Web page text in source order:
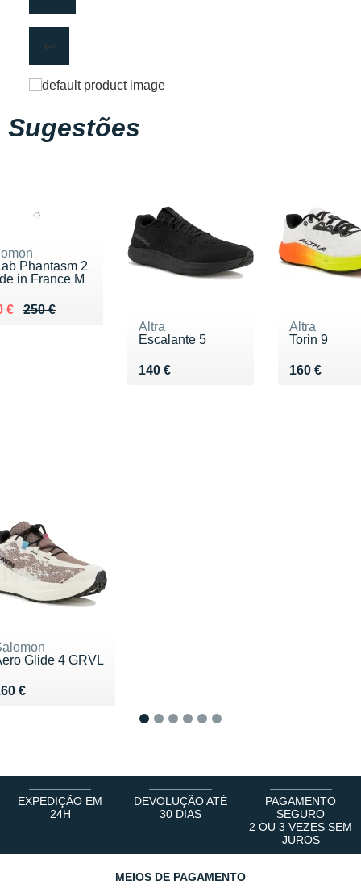
Sugestões
Phantasm 2
in France M
250 €
de 250 €
€
170 €
Altra
Escalante 5
140 €
Vendu 140 €
Altra
Torin 9
160 €
Vendu 160
Glide 4 GRVL
€ 160 €
EXPEDIÇÃO EM
24H
DEVOLUÇÃO ATÉ
30 DIAS
PAGAMENTO
SEGURO
2 OU 3 VEZES SEM
JUROS
MEIOS DE PAGAMENTO